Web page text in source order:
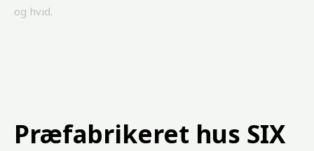
og hvid.
Præfabrikeret hus SIX